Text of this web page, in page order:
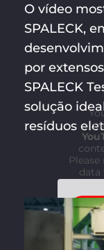
O vídeo
SPALECK,
por
SPALECK
solução
resíduos
data